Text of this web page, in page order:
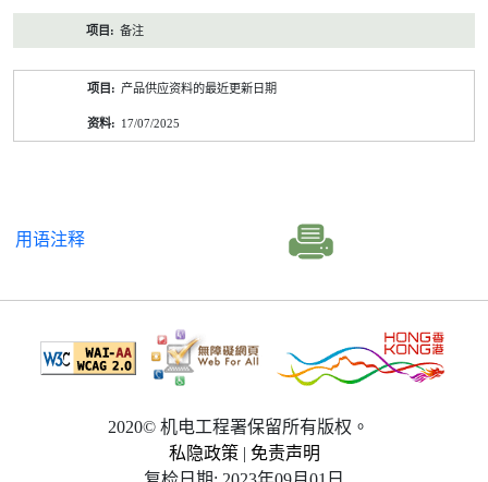
备注
产品供应资料的最近更新日期
17/07/2025
用语注释
2020© 机电工程署保留所有版权。
私隐政策 | 免责声明